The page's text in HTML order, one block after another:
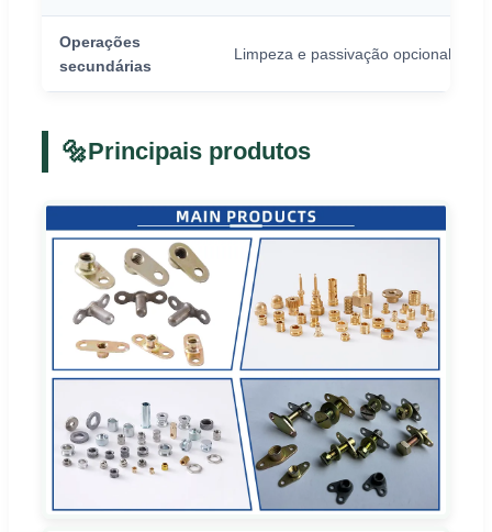
Operações
secundárias
Limpeza e passivação opcional
🔩Principais produtos